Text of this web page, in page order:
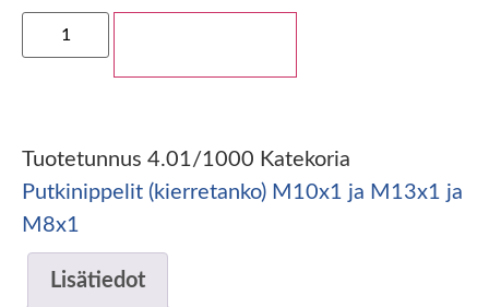
Tuotetunnus 4.01/1000 Katekoria
Putkinippelit (kierretanko) M10x1 ja M13x1 ja
M8x1
Lisätiedot